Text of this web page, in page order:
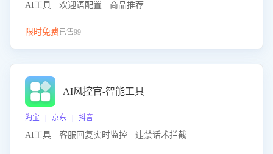
AI工具 · 欢迎语配置 · 商品推荐
限时免费已售99+
AI风控官-智能工具
淘宝 | 京东 | 抖音
AI工具 · 客服回复实时监控 · 违禁话术拦截